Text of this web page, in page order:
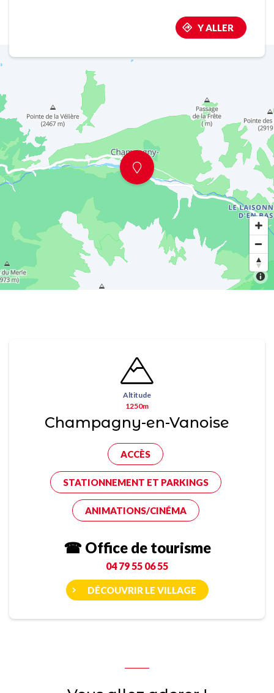
Y ALLER
Altitude
1250m
Champagny-en-Vanoise
ACCÈS
STATIONNEMENT ET PARKINGS
ANIMATIONS/CINÉMA
☎ Office de tourisme
04 79 55 06 55
DÉCOUVRIR LE VILLAGE